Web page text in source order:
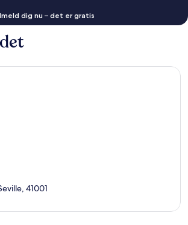
dig nu – det er gratis
41001